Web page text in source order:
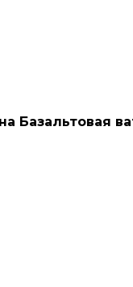
Базальтовая